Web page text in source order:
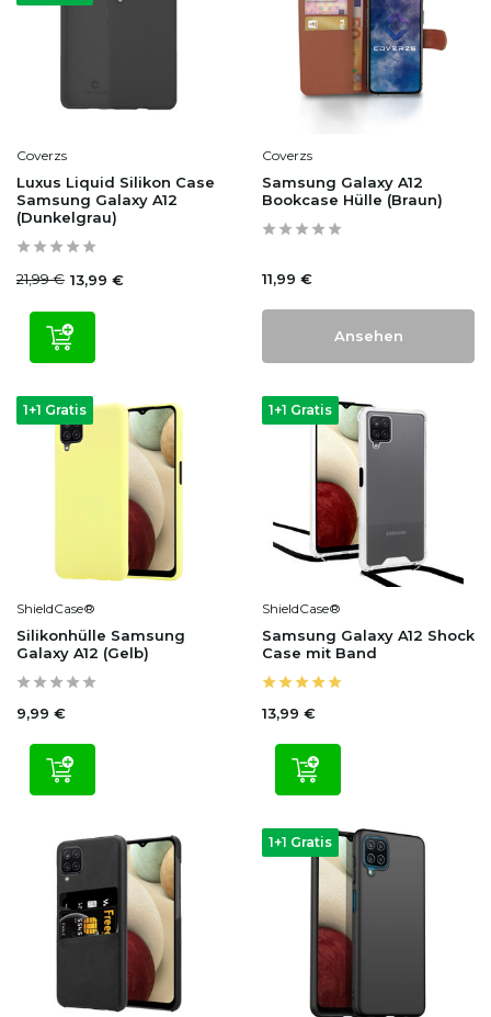
Coverzs
Luxus Liquid Silikon Case
Samsung Galaxy A12
(Dunkelgrau)
21,99 € 13,99 €
Coverzs
Samsung Galaxy A12
Bookcase Hülle (Braun)
11,99 €
Ansehen
1+1 Gratis
ShieldCase®
Silikonhülle Samsung
Galaxy A12 (Gelb)
9,99 €
1+1 Gratis
ShieldCase®
Samsung Galaxy A12 Shock
Case mit Band
13,99 €
1+1 Gratis